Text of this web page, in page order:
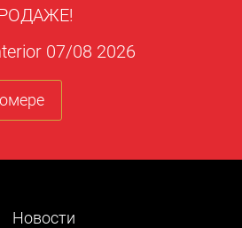
07/08 2026
Новости